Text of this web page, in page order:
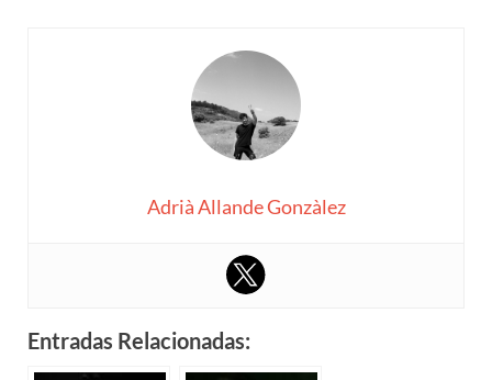
Adrià Allande Gonzàlez
Entradas Relacionadas: